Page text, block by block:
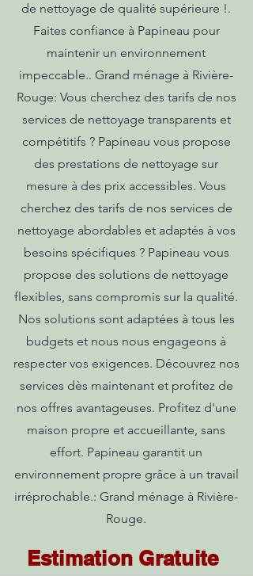
de nettoyage de qualité supérieure !.
Faites confiance à Papineau pour
maintenir un environnement
impeccable.. Grand ménage à Rivière-
Rouge: Vous cherchez des tarifs de nos
services de nettoyage transparents et
compétitifs ? Papineau vous propose
des prestations de nettoyage sur
mesure à des prix accessibles. Vous
cherchez des tarifs de nos services de
nettoyage abordables et adaptés à vos
besoins spécifiques ? Papineau vous
propose des solutions de nettoyage
flexibles, sans compromis sur la qualité.
Nos solutions sont adaptées à tous les
budgets et nous nous engageons à
respecter vos exigences. Découvrez nos
services dès maintenant et profitez de
nos offres avantageuses. Profitez d'une
maison propre et accueillante, sans
effort. Papineau garantit un
environnement propre grâce à un travail
irréprochable.: Grand ménage à Rivière-
Rouge.
Estimation Gratuite